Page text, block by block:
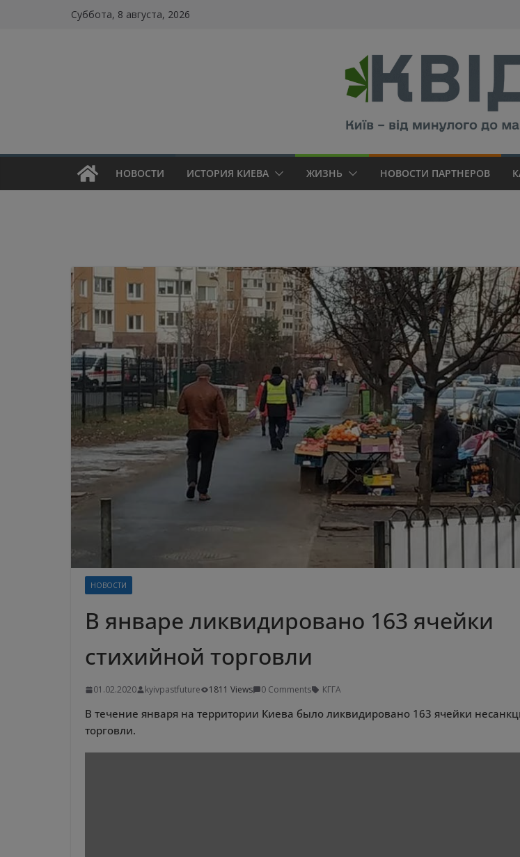
Суббота, 8 августа, 2026
НОВОСТИ ИСТОРИЯ КИЕВА ЖИЗНЬ НОВОСТИ ПАРТНЕРОВ
НОВОСТИ
В январе ликвидировано 163 ячейки
стихийной торговли
01.02.2020 kyivpastfuture 1811 Views 0 Comments КГГА
В течение января на территории Киева было ликвидировано 163 ячейки
торговли.